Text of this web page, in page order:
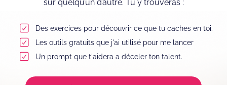
sur quelqu’un d’autre. Tu y trouveras :
Des exercices pour découvrir ce que tu caches en toi.
Les outils gratuits que j'ai utilisé pour me lancer
Un prompt que t'aidera a déceler ton talent.